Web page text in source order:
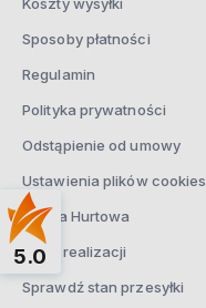
Koszty wysyłki
Sposoby płatności
Regulamin
Polityka prywatności
Odstąpienie od umowy
Ustawienia plików cookies
Oferta Hurtowa
Czas realizacji
Sprawdź stan przesyłki
5.0